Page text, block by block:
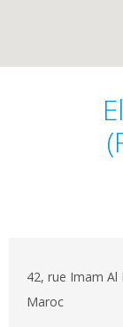
42, rue Imam Al
Maroc